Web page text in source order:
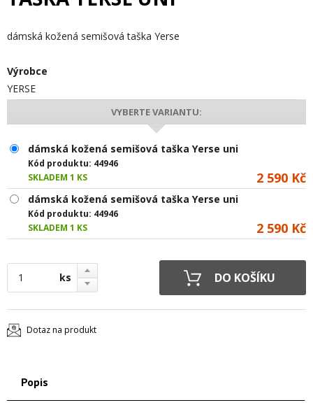
dámská kožená semišová taška Yerse
Výrobce
YERSE
VYBERTE VARIANTU:
dámská kožená semišová taška Yerse uni
Kód produktu: 44946
SKLADEM 1 KS
2 590 Kč
dámská kožená semišová taška Yerse uni
Kód produktu: 44946
SKLADEM 1 KS
2 590 Kč
ks
Dotaz na produkt
Popis